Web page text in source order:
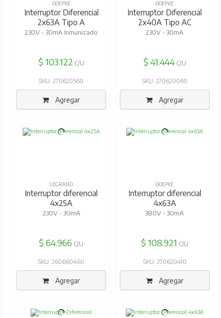
DOEPKE
Interruptor Diferencial
2x63A Tipo A
230V - 30mA Inmunizado
$ 103.122 C/U
SKU: 270620560
Agregar
DOEPKE
Interruptor Diferencial
2x40A Tipo AC
230V - 30mA
$ 41.444C/U
SKU: 270620060
Agregar
LEGRAND
Interruptor diferencial
4x25A
230V - 30mA
$ 64.966 C/U
SKU: 260660460
Agregar
DOEPKE
Interruptor diferencial
4x63A
380V - 30mA
$ 108.921 C/U
SKU: 270620410
Agregar